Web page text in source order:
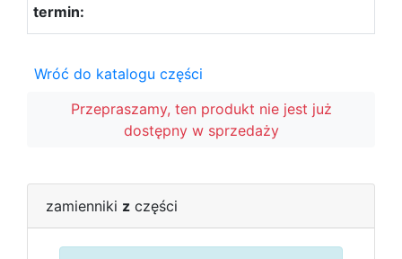
Wróć do katalogu części
Przepraszamy, ten produkt nie jest już
dostępny w sprzedaży
zamienniki z części